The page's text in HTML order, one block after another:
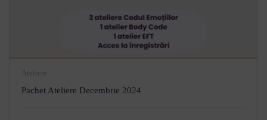
Ateliere
Pachet Ateliere Decembrie 2024